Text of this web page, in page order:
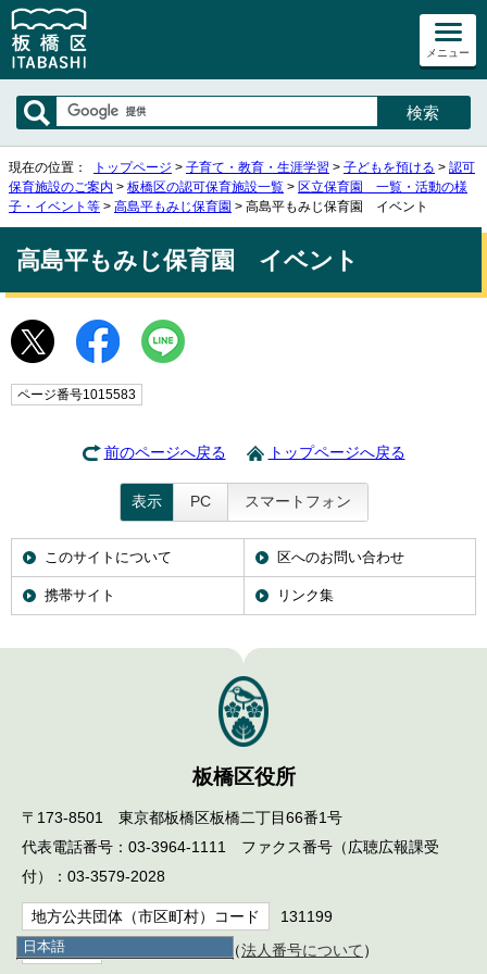
メニュー
日本語
日本語
現在の位置： トップページ > 子育て・教育・生涯学習 > 子どもを預ける > 認可
保育施設のご案内 > 板橋区の認可保育施設一覧 > 区立保育園 一覧・活動の様
子・イベント等 > 高島平もみじ保育園 > 高島平もみじ保育園 イベント
高島平もみじ保育園 イベント
ページ番号1015583
前のページへ戻る トップページへ戻る
表示 PC スマートフォン
このサイトについて 区へのお問い合わせ
携帯サイト リンク集
板橋区役所
〒173-8501 東京都板橋区板橋二丁目66番1号
代表電話番号：03-3964-1111 ファクス番号（広聴広報課受
付）：03-3579-2028
地方公共団体（市区町村）コード 131199
法人番号 6000020131199（法人番号について ）